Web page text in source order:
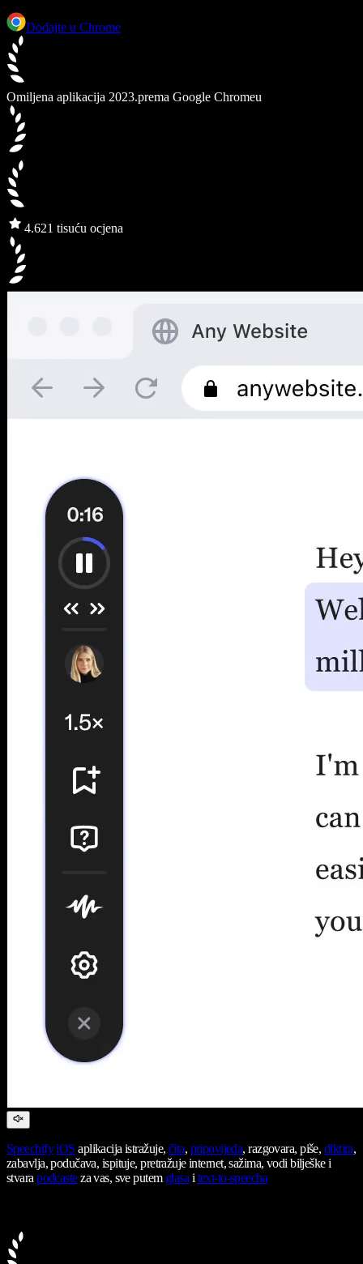
Dodajte u Chrome
Omiljena aplikacija 2023.prema Google Chromeu
4.621 tisuću ocjena
Speechify iOS aplikacija istražuje, čita, pripovijeda, razgovara, piše, diktira,
zabavlja, podučava, ispituje, pretražuje internet, sažima, vodi bilješke i
stvarapodcasteza vas, sve putem glasaitext-to-speecha